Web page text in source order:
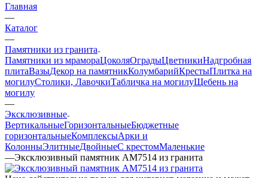
Главная
—
Каталог
—
Памятники из гранита
Памятники из мрамораЦоколяОградыЦветникиНадгробная
плитаВазыДекор на памятникКолумбарийКрестыПлитка на
могилуСтолики, ЛавочкиТабличка на могилуЩебень на
могилу
—
Эксклюзивные
ВертикальныеГоризонтальныеБюджетные
горизонтальныеКомплексыАрки и
КолонныЭлитныеДвойныеС крестомМаленькие
—Эксклюзивный памятник AM7514 из гранита